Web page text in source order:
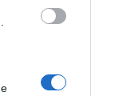
τα
νέο
–